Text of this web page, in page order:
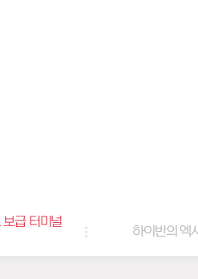
하이반의 엑사스케일 패스